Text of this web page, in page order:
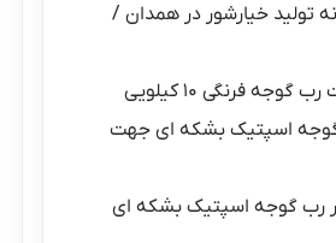
تولید خیارشور در همدان /
گوجه فرنگی ۱۰ کیلویی
اسپتیک بشکه ای جهت
رب گوجه اسپتیک بشکه ای